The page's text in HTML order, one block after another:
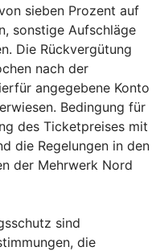
sieben Prozent auf
sonstige Aufschläge
Die Rückvergütung
nach der
angegebene Konto
Bedingung für
des Ticketpreises mit
die Regelungen in den
der Mehrwerk Nord
sind
die